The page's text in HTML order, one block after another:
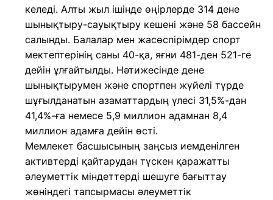
келеді. Алты жыл ішінде өңірлерде 314 дене
шынықтыру-сауықтыру кешені және 58 бассейн
салынды. Балалар мен жасөспірімдер спорт
мектептерінің саны 40-қа, яғни 481-ден 521-ге
дейін ұлғайтылды. Нәтижесінде дене
шынықтырумен және спортпен жүйелі түрде
шұғылданатын азаматтардың үлесі 31,5%-дан
41,4%-ға немесе 5,9 миллион адамнан 8,4
миллион адамға дейін өсті.
Мемлекет басшысының заңсыз иемденілген
активтерді қайтарудан түскен қаражатты
әлеуметтік міндеттерді шешуге бағыттау
жөніндегі тапсырмасы әлеуметтік